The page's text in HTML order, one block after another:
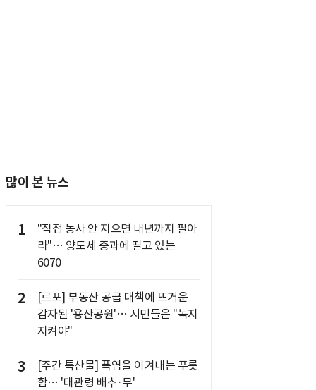
많이 본 뉴스
1
"직접 농사 안 지으면 내년까지 팔아
라"… 양도세 중과에 떨고 있는
6070
2
[르포] 부동산 공급 대책에 뜨거운
감자된 '용산공원'… 시민들은 "녹지
지켜야"
3
[주간 특산물] 폭염을 이겨내는 푸릇
함… '대관령 배추·무'